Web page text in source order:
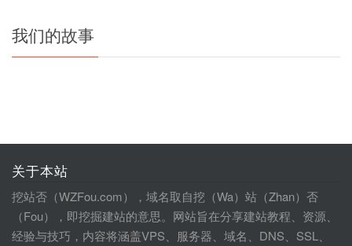
我们的故事
关于本站
挖站否（WZFou.com），域名取自挖（Wa）站（Zhan）否
（Fou），即挖掘建站的意思。网站旨在分享建站教程、资源、
经验与技巧，内容将涵盖VPS、服务器、域名、DNS、SSL、